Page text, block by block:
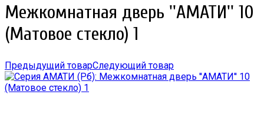
Межкомнатная дверь ''АМАТИ'' 10
(Матовое стекло) 1
Предыдущий товарСледующий товар